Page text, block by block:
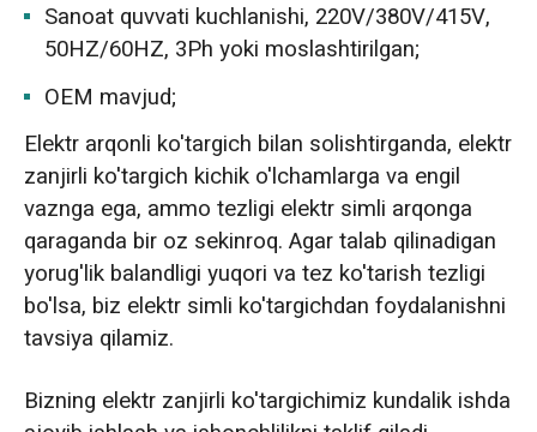
Sanoat quvvati kuchlanishi, 220V/380V/415V,
50HZ/60HZ, 3Ph yoki moslashtirilgan;
OEM mavjud;
Elektr arqonli ko'targich bilan solishtirganda, elektr
zanjirli ko'targich kichik o'lchamlarga va engil
vaznga ega, ammo tezligi elektr simli arqonga
qaraganda bir oz sekinroq. Agar talab qilinadigan
yorug'lik balandligi yuqori va tez ko'tarish tezligi
bo'lsa, biz elektr simli ko'targichdan foydalanishni
tavsiya qilamiz.
Bizning elektr zanjirli ko'targichimiz kundalik ishda